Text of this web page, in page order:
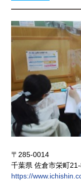
〒285-0014
千葉県 佐倉市栄町
https://